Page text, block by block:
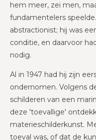
hem meer, zei men,
fundamentelers
abstractionist; hij was
conditie, en daarvoor
nodig.
Al in 1947 had hij zijn
ondernomen. Volgens
schilderen van een
deze 'toevallige'
materieschilderkunst.
toeval was, of dat de